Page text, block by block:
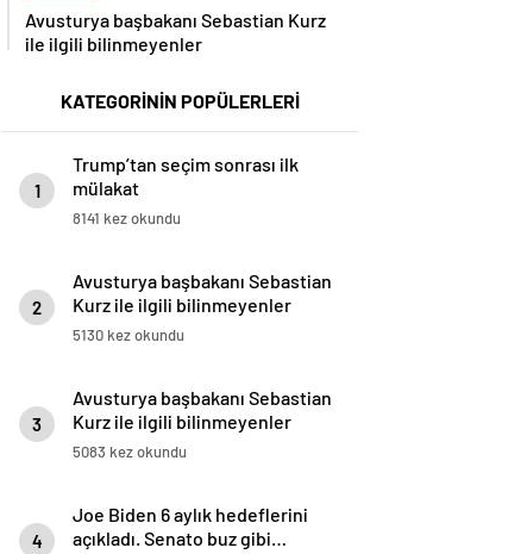
Avusturya başbakanı Sebastian Kurz
ile ilgili bilinmeyenler
KATEGORİNİN POPÜLERLERİ
1
Trump’tan seçim sonrası ilk
mülakat
8141 kez okundu
2
Avusturya başbakanı Sebastian
Kurz ile ilgili bilinmeyenler
5130 kez okundu
3
Avusturya başbakanı Sebastian
Kurz ile ilgili bilinmeyenler
5083 kez okundu
4
Joe Biden 6 aylık hedeflerini
açıkladı. Senato buz gibi…